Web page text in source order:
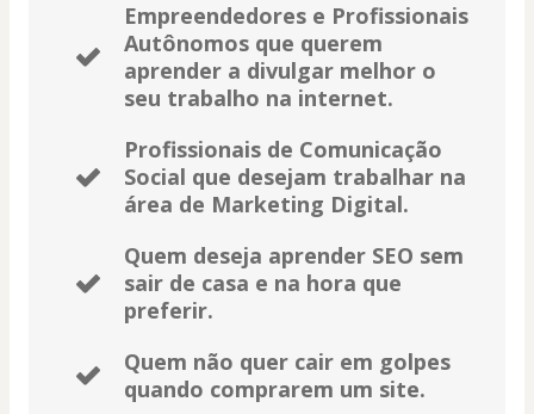
Empreendedores e Profissionais
Autônomos que querem
aprender a divulgar melhor o
seu trabalho na internet.
Profissionais de Comunicação
Social que desejam trabalhar na
área de Marketing Digital.
Quem deseja aprender SEO sem
sair de casa e na hora que
preferir.
Quem não quer cair em golpes
quando comprarem um site.